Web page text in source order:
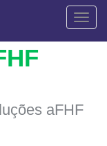
aFHF